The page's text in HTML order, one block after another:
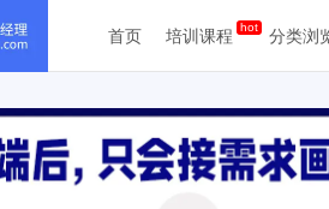
首页 培训课程 分类浏